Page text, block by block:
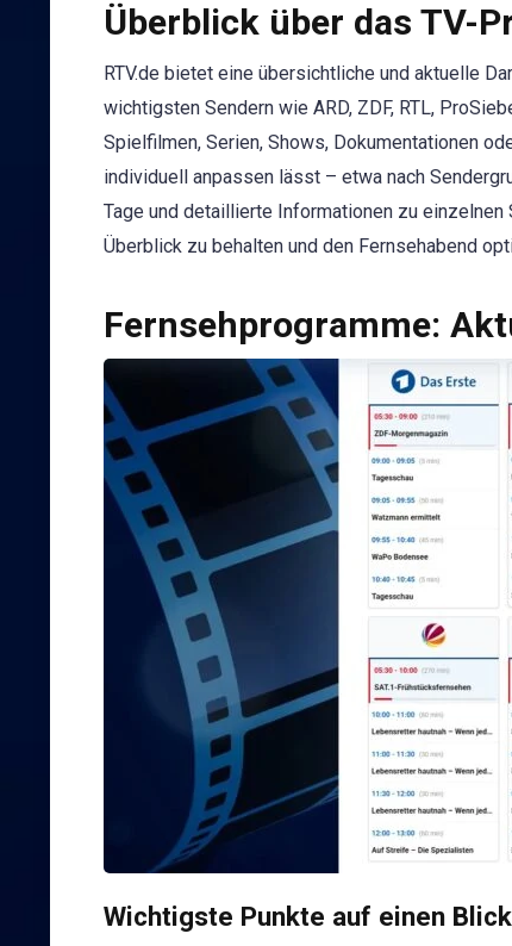
Überblick über das TV-
RTV.de bietet eine übersichtliche und aktuelle
wichtigsten Sendern wie ARD, ZDF, RTL,
Spielfilmen, Serien, Shows, Dokumentationen
individuell anpassen lässt – etwa nach
Tage und detaillierte Informationen zu einzelnen
Überblick zu behalten und den Fernsehabend
Fernsehprogramme:
Wichtigste Punkte auf einen Blick